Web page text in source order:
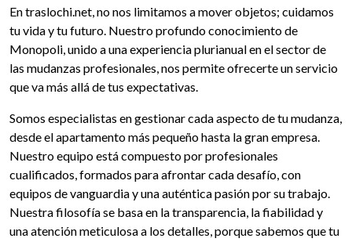
En traslochi.net, no nos limitamos a mover objetos; cuidamos
tu vida y tu futuro. Nuestro profundo conocimiento de
Monopoli, unido a una experiencia plurianual en el sector de
las mudanzas profesionales, nos permite ofrecerte un servicio
que va más allá de tus expectativas.
Somos especialistas en gestionar cada aspecto de tu mudanza,
desde el apartamento más pequeño hasta la gran empresa.
Nuestro equipo está compuesto por profesionales
cualificados, formados para afrontar cada desafío, con
equipos de vanguardia y una auténtica pasión por su trabajo.
Nuestra filosofía se basa en la transparencia, la fiabilidad y
una atención meticulosa a los detalles, porque sabemos que tu